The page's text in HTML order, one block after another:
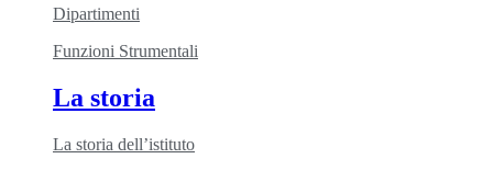
Dipartimenti
Funzioni Strumentali
La storia
La storia dell’istituto